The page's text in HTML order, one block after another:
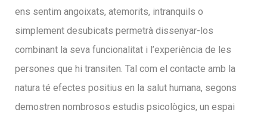
ens sentim angoixats, atemorits, intranquils o
simplement desubicats permetrà dissenyar-los
combinant la seva funcionalitat i l’experiència de les
persones que hi transiten. Tal com el contacte amb la
natura té efectes positius en la salut humana, segons
demostren nombrosos estudis psicològics, un espai